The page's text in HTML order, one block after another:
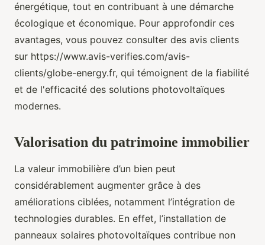
énergétique, tout en contribuant à une démarche
écologique et économique. Pour approfondir ces
avantages, vous pouvez consulter des avis clients
sur https://www.avis-verifies.com/avis-
clients/globe-energy.fr, qui témoignent de la fiabilité
et de l'efficacité des solutions photovoltaïques
modernes.
Valorisation du patrimoine immobilier
La valeur immobilière d’un bien peut
considérablement augmenter grâce à des
améliorations ciblées, notamment l’intégration de
technologies durables. En effet, l’installation de
panneaux solaires photovoltaïques contribue non